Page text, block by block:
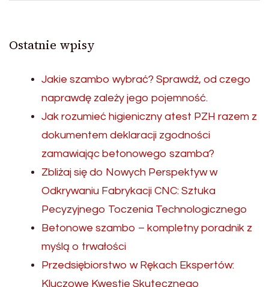
Ostatnie wpisy
Jakie szambo wybrać? Sprawdź, od czego
naprawdę zależy jego pojemność.
Jak rozumieć higieniczny atest PZH razem z
dokumentem deklaracji zgodności
zamawiając betonowego szamba?
Zbliżaj się do Nowych Perspektyw w
Odkrywaniu Fabrykacji CNC: Sztuka
Pecyzyjnego Toczenia Technologicznego
Betonowe szambo – kompletny poradnik z
myślą o trwałości
Przedsiębiorstwo w Rękach Ekspertów:
Kluczowe Kwestie Skutecznego